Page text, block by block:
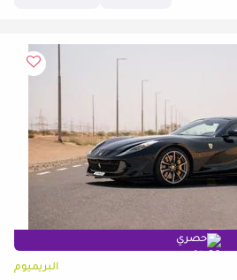
حصري
البريميوم